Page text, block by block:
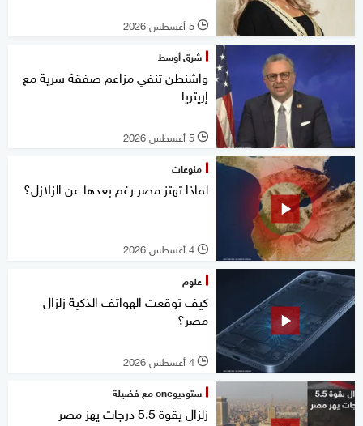
l 5 أغسطس 2026
شرق أوسط
واشنطن تنفي مزاعم صفقة سرية مع
إريتريا
l 5 أغسطس 2026
منوعات
لماذا تهتز مصر رغم بعدها عن الزلازل؟
l 4 أغسطس 2026
علوم
كيف توقعت الهواتف الذكية زلزال
مصر؟
l 4 أغسطس 2026
ستوديوone مع فضيلة
زلزال يقوة 5.5 درجات يهز مصر